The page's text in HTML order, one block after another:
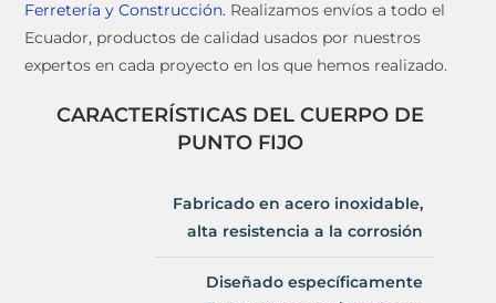
Ferretería y Construcción. Realizamos envíos a todo el
Ecuador, productos de calidad usados por nuestros
expertos en cada proyecto en los que hemos realizado.
CARACTERÍSTICAS DEL CUERPO DE
PUNTO FIJO
Fabricado en acero inoxidable,
alta resistencia a la corrosión
Diseñado específicamente